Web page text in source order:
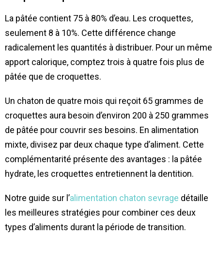
La pâtée contient 75 à 80% d’eau. Les croquettes,
seulement 8 à 10%. Cette différence change
radicalement les quantités à distribuer. Pour un même
apport calorique, comptez trois à quatre fois plus de
pâtée que de croquettes.
Un chaton de quatre mois qui reçoit 65 grammes de
croquettes aura besoin d’environ 200 à 250 grammes
de pâtée pour couvrir ses besoins. En alimentation
mixte, divisez par deux chaque type d’aliment. Cette
complémentarité présente des avantages : la pâtée
hydrate, les croquettes entretiennent la dentition.
Notre guide sur l’alimentation chaton sevrage détaille
les meilleures stratégies pour combiner ces deux
types d’aliments durant la période de transition.